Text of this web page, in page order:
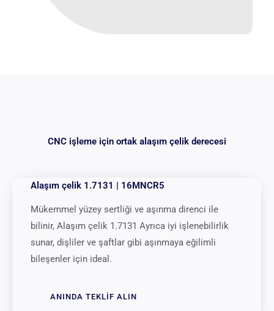
CNC işleme için ortak alaşım çelik derecesi
Alaşım çelik 1.7131 | 16MNCR5
Mükemmel yüzey sertliği ve aşınma direnci ile
bilinir, Alaşım çelik 1.7131 Ayrıca iyi işlenebilirlik
sunar, dişliler ve şaftlar gibi aşınmaya eğilimli
bileşenler için ideal.
ANINDA TEKLIF ALIN